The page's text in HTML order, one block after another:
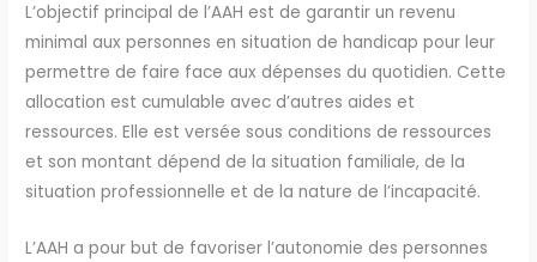
L’objectif principal de l’AAH est de garantir un revenu
minimal aux personnes en situation de handicap pour leur
permettre de faire face aux dépenses du quotidien. Cette
allocation est cumulable avec d’autres aides et
ressources. Elle est versée sous conditions de ressources
et son montant dépend de la situation familiale, de la
situation professionnelle et de la nature de l’incapacité.
L’AAH a pour but de favoriser l’autonomie des personnes